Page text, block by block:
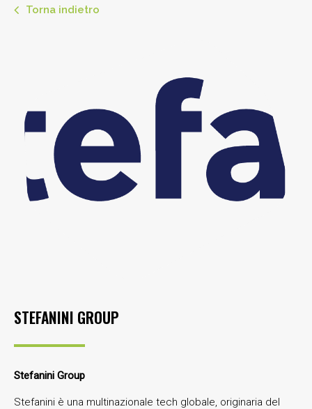
Torna indietro
STEFANINI GROUP
Stefanini Group
Stefanini è una multinazionale tech globale, originaria del